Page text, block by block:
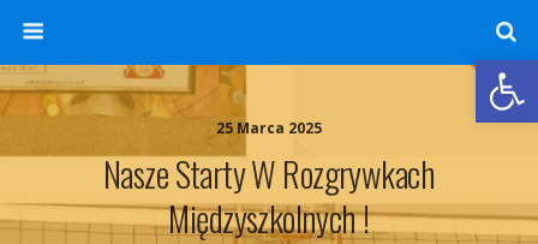
25 Marca 2025
Nasze Starty W Rozgrywkach
Międzyszkolnych !